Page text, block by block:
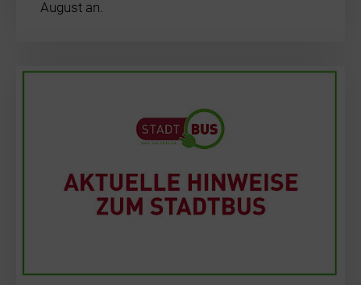
August an.